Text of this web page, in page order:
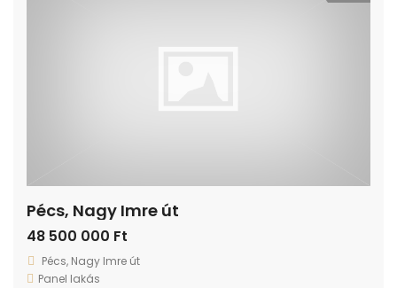
Pécs, Nagy Imre út
48 500 000 Ft
Pécs, Nagy Imre út
Panel lakás